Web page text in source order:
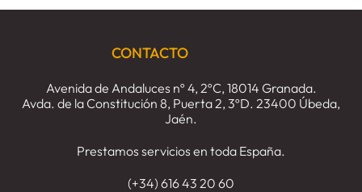
CONTACTO
Avenida de Andaluces nº 4, 2ºC, 18014 Granada.
Avda. de la Constitución 8, Puerta 2, 3ºD. 23400 Úbeda,
Jaén.
Prestamos servicios en toda España.
(+34) 616 43 20 60